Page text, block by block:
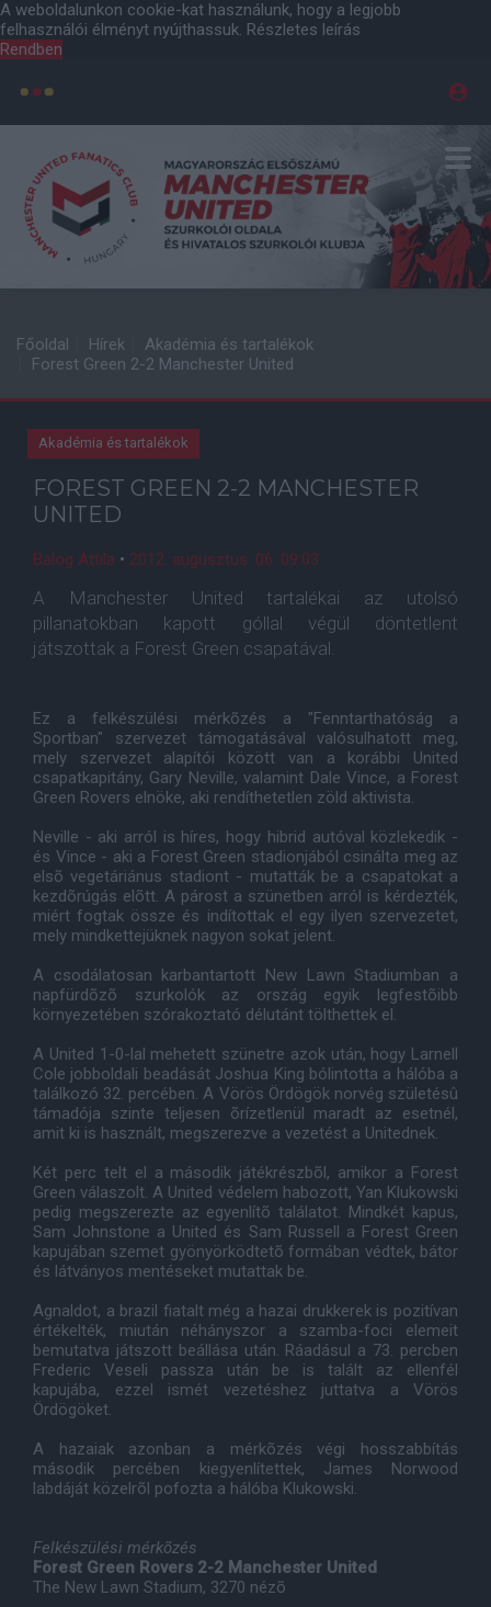
A weboldalunkon cookie-kat használunk, hogy a legjobb
felhasználói élményt nyújthassuk. Részletes leírás
Rendben
Főoldal Hírek
Akadémia és tartalékok
Forest Green 2-2 Manchester United
Akadémia és tartalékok
FOREST GREEN 2-2 MANCHESTER
UNITED
Balog Attila • 2012. augusztus. 06. 09:03
A Manchester United tartalékai az utolsó
pillanatokban kapott góllal végül döntetlent
játszottak a Forest Green csapatával.
Ez a felkészülési mérkõzés a "Fenntarthatóság a
Sportban" szervezet támogatásával valósulhatott meg,
mely szervezet alapítói között van a korábbi United
csapatkapitány, Gary Neville, valamint Dale Vince, a Forest
Green Rovers elnöke, aki rendíthetetlen zöld aktivista.
Neville - aki arról is híres, hogy hibrid autóval közlekedik -
és Vince - aki a Forest Green stadionjából csinálta meg az
elsõ vegetáriánus stadiont - mutatták be a csapatokat a
kezdõrúgás elõtt. A párost a szünetben arról is kérdezték,
miért fogtak össze és indítottak el egy ilyen szervezetet,
mely mindkettejüknek nagyon sokat jelent.
A csodálatosan karbantartott New Lawn Stadiumban a
napfürdõzõ szurkolók az ország egyik legfestõibb
környezetében szórakoztató délutánt tölthettek el.
A United 1-0-lal mehetett szünetre azok után, hogy Larnell
Cole jobboldali beadását Joshua King bólintotta a hálóba a
találkozó 32. percében. A Vörös Ördögök norvég születésû
támadója szinte teljesen õrízetlenül maradt az esetnél,
amit ki is használt, megszerezve a vezetést a Unitednek.
Két perc telt el a második játékrészbõl, amikor a Forest
Green válaszolt. A United védelem habozott, Yan Klukowski
pedig megszerezte az egyenlítõ találatot. Mindkét kapus,
Sam Johnstone a United és Sam Russell a Forest Green
kapujában szemet gyönyörködtetõ formában védtek, bátor
és látványos mentéseket mutattak be.
Agnaldot, a brazil fiatalt még a hazai drukkerek is pozitívan
értékelték, miután néhányszor a szamba-foci elemeit
bemutatva játszott beállása után. Ráadásul a 73. percben
Frederic Veseli passza után be is talált az ellenfél
kapujába, ezzel ismét vezetéshez juttatva a Vörös
Ördögöket.
A hazaiak azonban a mérkõzés végi hosszabbítás
második percében kiegyenlítettek, James Norwood
labdáját közelrõl pofozta a hálóba Klukowski.
Felkészülési mérkõzés
Forest Green Rovers 2-2 Manchester United
The New Lawn Stadium, 3270 nézõ